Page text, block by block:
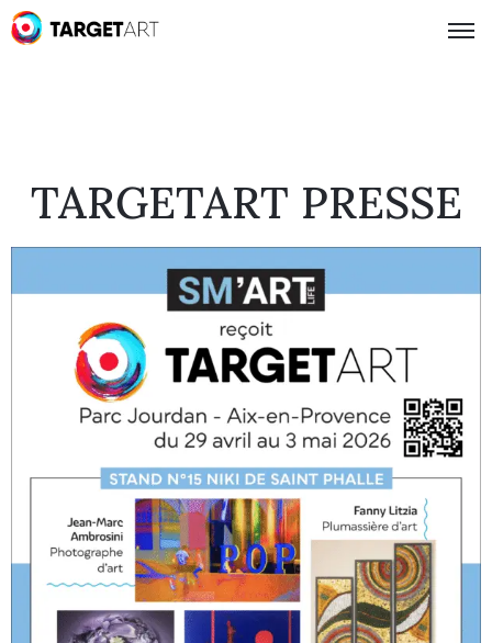
TARGETART PRESSE